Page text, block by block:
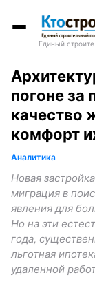
Единый
погоне за
качество
комфорт
Аналитика
Новая
миграция в
явления для
Но на эти
года,
льготная
удаленной